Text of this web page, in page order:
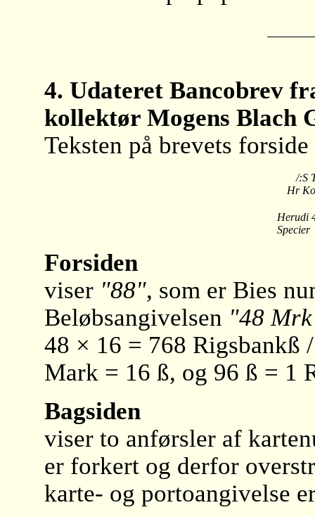
4. Udateret Bancobrev
kollektør Mogens Blach
Teksten på brevets forside
/
Hr
Herudi
Specier
Forsiden
viser "88", som er Bies
Beløbsangivelsen "48
48 × 16 = 768 Rigsbankß
Mark = 16 ß, og 96 ß = 1
Bagsiden
viser to anførsler af
er forkert og derfor
karte- og portoangivelse